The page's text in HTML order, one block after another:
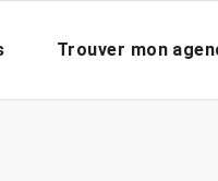
Trouver mon